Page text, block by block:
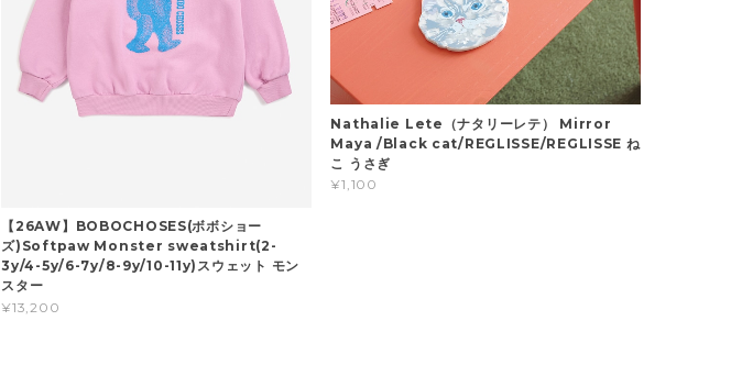
【26AW】BOBOCHOSES(ボボショー
ズ)Softpaw Monster sweatshirt(2-
3y/4-5y/6-7y/8-9y/10-11y)スウェット モン
スター
¥13,200
Nathalie Lete（ナタリーレテ） Mirror
Maya /Black cat/REGLISSE/REGLISSE ね
こ うさぎ
¥1,100